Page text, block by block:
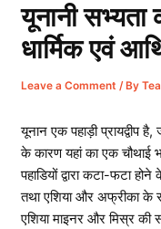
यूनानी
धार्मिक एवं
Leave a Comment / By
यूनान एक पहाड़ी प्रायद्वीप है,
के कारण यहां का एक चौथाई
पहाडियों द्वारा कटा-फटा
तथा एशिया और अफ्रीका के
एशिया माइनर और मिस्र